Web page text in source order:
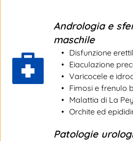
Andrologia e
maschile
Disfunzione
Eiaculazione
Varicocele e
Fimosi e frenulo
Malattia di La
Orchite ed
Patologie